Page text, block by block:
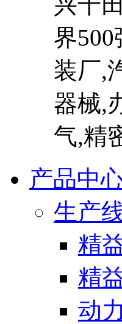
界
装厂,
器械,
气,精
产品中
生产
精
精
动